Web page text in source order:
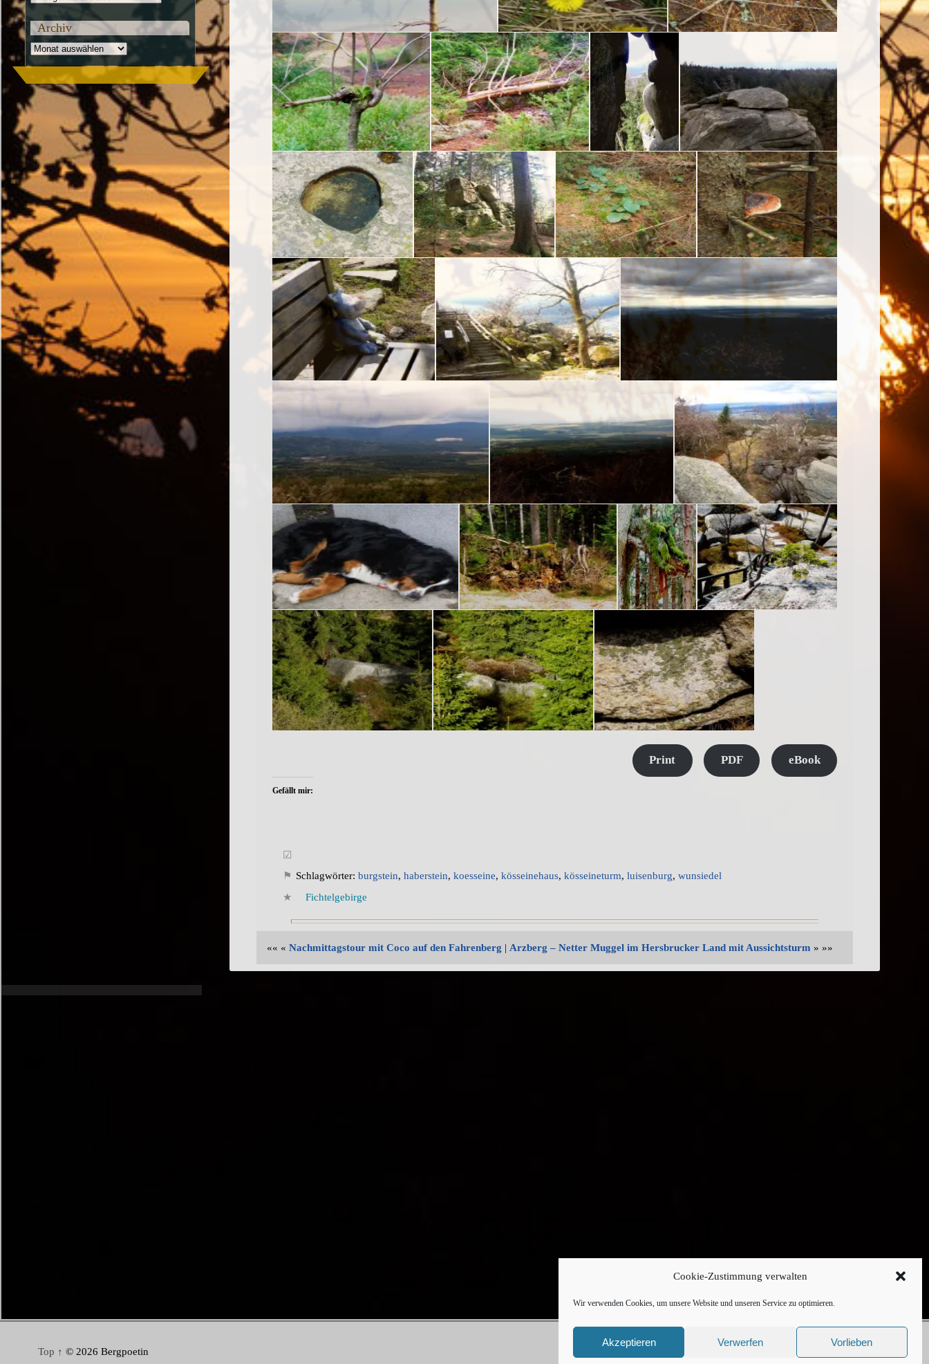
Cookie-Zustimmung verwalten
Wir verwenden Cookies, um unsere Website und unseren Service zu optimieren.
Akzeptieren Verwerfen Vorlieben
Print PDF eBook
Gefällt mir:
Schlagwörter: burgstein, haberstein, koesseine, kösseinehaus, kösseineturm, luisenburg, wunsiedel
Fichtelgebirge
«« « Nachmittagstour mit Coco auf den Fahrenberg | Arzberg – Netter Muggel im Hersbrucker Land mit Aussichtsturm » »»
Archiv
Archiv
Hintergrundbild: Sonnenuntergang bei Kürn
Top ↑ © 2026 Bergpoetin